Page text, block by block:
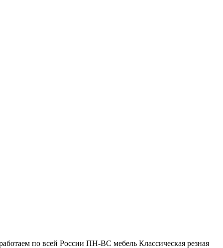
по всей России ПН-ВС мебель Классическая резная